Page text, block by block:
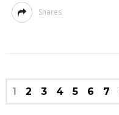
Shares
1 2 3 4 5 6 7